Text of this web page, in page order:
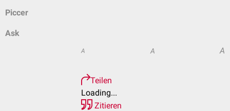
Piccer
Ask
A A A
Teilen
Loading...
Zitieren